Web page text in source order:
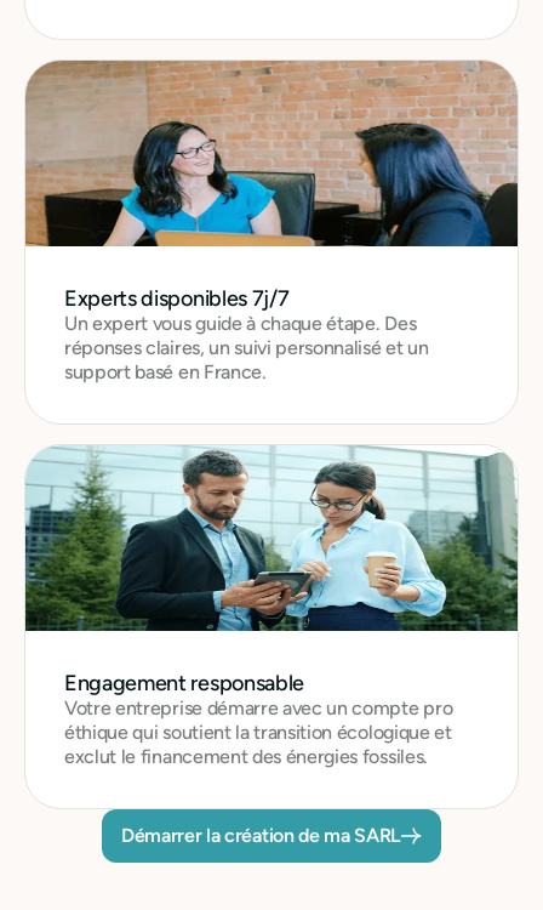
Experts disponibles 7j/7
Un expert vous guide à chaque étape. Des
réponses claires, un suivi personnalisé et un
support basé en France.
Engagement responsable
Votre entreprise démarre avec un compte pro
éthique qui soutient la transition écologique et
exclut le financement des énergies fossiles.
Démarrer la création de ma SARL